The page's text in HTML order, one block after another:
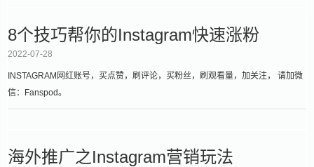
8个技巧帮你的Instagram快速涨粉
2022-07-28
INSTAGRAM网红账号，买点赞，刷评论，买粉丝，刷观看量，加关注， 请加微
信：Fanspod。
海外推广之Instagram营销玩法